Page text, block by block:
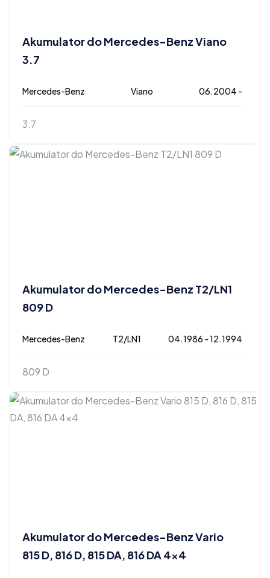
Akumulator do Mercedes-Benz Viano
3.7
Mercedes-Benz Viano 06.2004 -
3.7
Akumulator do Mercedes-Benz T2/LN1
809 D
Mercedes-Benz T2/LN1 04.1986 - 12.1994
809 D
Akumulator do Mercedes-Benz Vario
815 D, 816 D, 815 DA, 816 DA 4×4